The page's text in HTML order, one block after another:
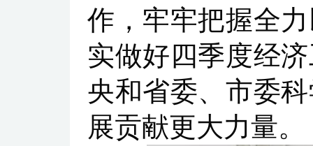
作，牢牢把握全
实做好四季度经
央和省委、市委
展贡献更大力量。